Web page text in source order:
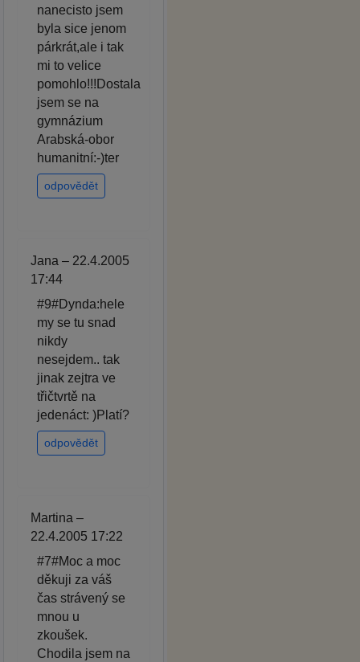
nanecisto jsem
byla sice jenom
párkrát,ale i tak
mi to velice
pomohlo!!!Dostala
jsem se na
gymnázium
Arabská-obor
humanitní:-)ter
odpovědět
Jana – 22.4.2005
17:44
#9#Dynda:hele
my se tu snad
nikdy
nesejdem.. tak
jinak zejtra ve
třičtvrtě na
jedenáct: )Platí?
odpovědět
Martina –
22.4.2005 17:22
#7#Moc a moc
děkuji za váš
čas strávený se
mnou u
zkoušek.
Chodila jsem na